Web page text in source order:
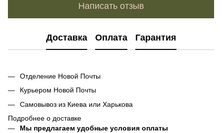
Написать отзыв
Доставка Оплата Гарантия
Отделение Новой Почты
Курьером Новой Почты
Самовывоз из Киева или Харькова
Подробнее о доставке
Мы предлагаем удобные условия оплаты